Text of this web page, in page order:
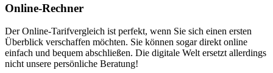
Online-Rechner
Der Online-Tarifvergleich ist perfekt, wenn Sie sich einen ersten
Überblick verschaffen möchten. Sie können sogar direkt online
einfach und bequem abschließen. Die digitale Welt ersetzt allerdings
nicht unsere persönliche Beratung!